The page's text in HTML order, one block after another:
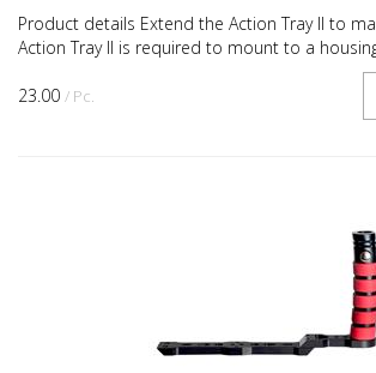
23.00 / Pc.
Product details Extend the Action Tray II to
Action Tray II is required to mount to a